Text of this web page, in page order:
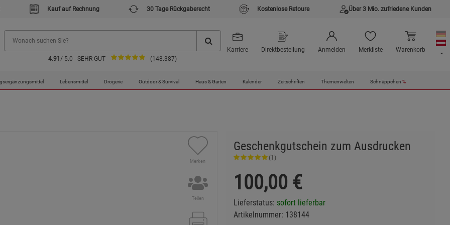
Kauf auf Rechnung 30 Tage Rückgaberecht Kostenlose Retoure Über 3 Mio. zufriedene Kunden
4.91 / 5.0 - SEHR GUT (148.387)
Karriere Direktbestellung Anmelden Merkliste Warenkorb
Lebensmittel Drogerie Outdoor & Survival Haus & Garten Kalender Zeitschriften Themenwelten Schnäppchen %
Merken
Teilen
Geschenkgutschein zum Ausdrucken
(1)
100,00 €
Lieferstatus: sofort lieferbar
Artikelnummer: 138144